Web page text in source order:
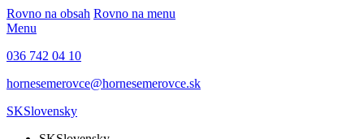
Rovno na obsah Rovno na menu
Menu
036 742 04 10
hornesemerovce@hornesemerovce.sk
SKSlovensky